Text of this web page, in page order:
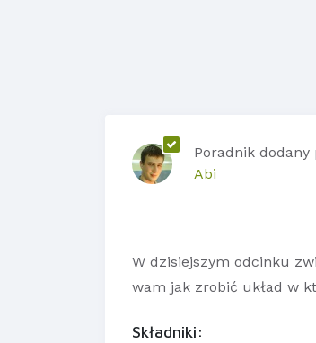
Poradnik dodany
Abi
W dzisiejszym odcinku
wam jak zrobić układ w
Składniki: